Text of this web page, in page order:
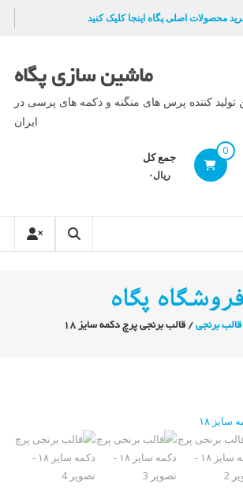
محصولات اصلی پگاه اینجا کلیک کنید
ماشین سازی پگاه
تولید کننده پرس های منگنه و دکمه های پرسی در
ایران
0 جمع کل
ریال۰
فروشگاه پگاه
قالب برنجی / قالب برنجی پرچ دکمه سایز ۱۸